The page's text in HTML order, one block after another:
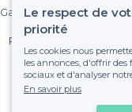
Gagnez de nombreux
Pas de commissions et
fixe sans
Le respect de
priorité
Les cookies nous
les annonces, d'offrir
sociaux et d'analyser
En savoir plus